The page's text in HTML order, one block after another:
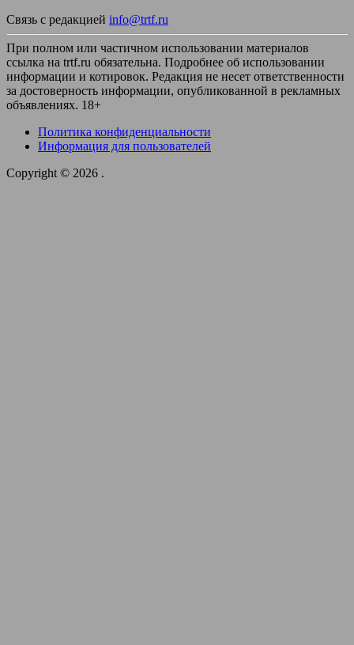
Связь с редакцией info@trtf.ru
При полном или частичном использовании материалов
ссылка на trtf.ru обязательна. Подробнее об использовании
информации и котировок. Редакция не несет ответственности
за достоверность информации, опубликованной в рекламных
объявлениях. 18+
Политика конфиденциальности
Информация для пользователей
Copyright © 2026 .